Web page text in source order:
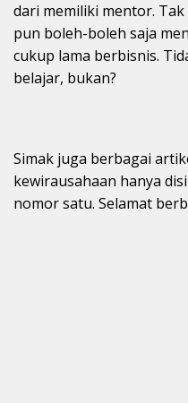
dari memiliki mentor.
pun boleh-boleh saja
cukup lama berbisnis.
belajar, bukan?
Simak juga berbagai
kewirausahaan hanya
nomor satu. Selamat